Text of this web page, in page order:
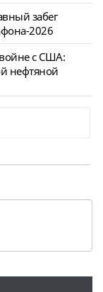
забег
2026
с США:
нефтяной